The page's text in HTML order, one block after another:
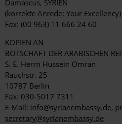
Damascus, SYRIEN
(korrekte Anrede: Your Excellency)
Fax: (00 963) 11 666 24 60
KOPIEN AN
BOTSCHAFT DER ARABISCHEN
S. E. Herrn Hussein Omran
Rauchstr. 25
10787 Berlin
Fax: 030-5017 7311
E-Mail: info@syrianembassy.de,
secretary@syrianembassy.de